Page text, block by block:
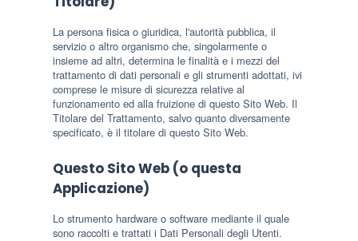
La persona fisica o giuridica, l'autorità pubblica, il
servizio o altro organismo che, singolarmente o
insieme ad altri, determina le finalità e i mezzi del
trattamento di dati personali e gli strumenti adottati, ivi
comprese le misure di sicurezza relative al
funzionamento ed alla fruizione di questo Sito Web. Il
Titolare del Trattamento, salvo quanto diversamente
specificato, è il titolare di questo Sito Web.
Questo Sito Web (o questa
Applicazione)
Lo strumento hardware o software mediante il quale
sono raccolti e trattati i Dati Personali degli Utenti.